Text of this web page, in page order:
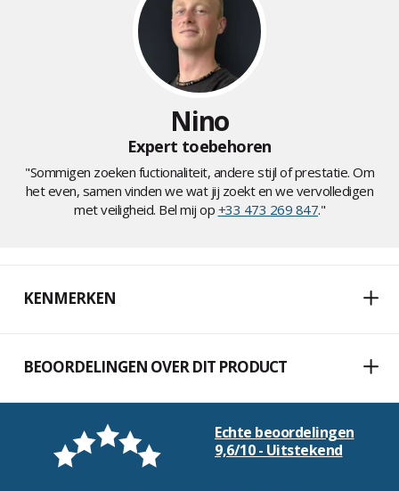
Nino
Expert toebehoren
"Sommigen zoeken fuctionaliteit, andere stijl of prestatie. Om
het even, samen vinden we wat jij zoekt en we vervolledigen
met veiligheid. Bel mij op +33 473 269 847."
KENMERKEN
BEOORDELINGEN OVER DIT PRODUCT
Echte beoordelingen
9,6/10 - Uitstekend